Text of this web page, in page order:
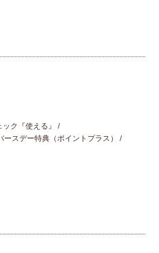
ク『使える』
ースデー特典（ポイントプラス）